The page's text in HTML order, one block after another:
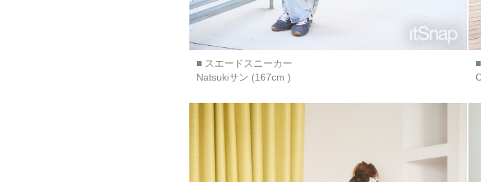
■ スエードスニーカー
Natsukiサン (167cm )